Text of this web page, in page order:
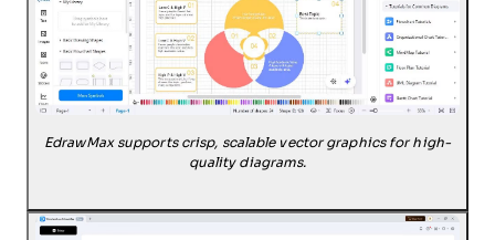
EdrawMax supports crisp, scalable vector graphics for high-
quality diagrams.